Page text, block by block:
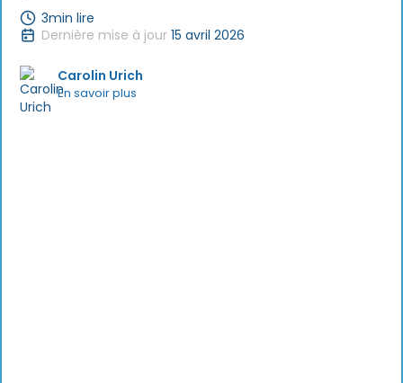
3min lire
Dernière mise à jour 15 avril 2026
Carolin Urich
En savoir plus